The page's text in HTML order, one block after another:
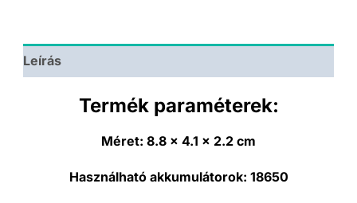
csatlakozóval
Leírás
Termék paraméterek:
Méret: 8.8 x 4.1 x 2.2 cm
Használható akkumulátorok: 18650